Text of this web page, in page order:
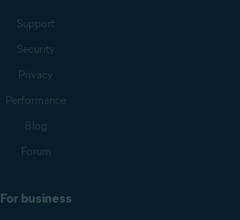
Support
Security
Privacy
Performance
Blog
Forum
For business